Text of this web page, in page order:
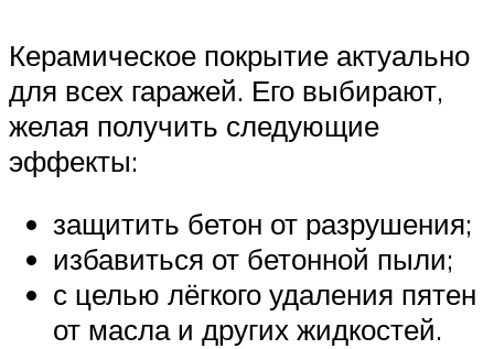
Керамическое покрытие актуально
для всех гаражей. Его выбирают,
желая получить следующие
эффекты:
защитить бетон от разрушения;
избавиться от бетонной пыли;
с целью лёгкого удаления пятен
от масла и других жидкостей.